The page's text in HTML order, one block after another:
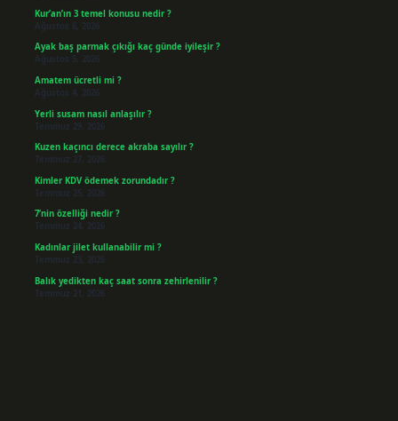
Kur’an’ın 3 temel konusu nedir ?
Ağustos 6, 2026
Ayak baş parmak çıkığı kaç günde iyileşir ?
Ağustos 5, 2026
Amatem ücretli mi ?
Ağustos 4, 2026
Yerli susam nasıl anlaşılır ?
Temmuz 29, 2026
Kuzen kaçıncı derece akraba sayılır ?
Temmuz 27, 2026
Kimler KDV ödemek zorundadır ?
Temmuz 25, 2026
7’nin özelliği nedir ?
Temmuz 24, 2026
Kadınlar jilet kullanabilir mi ?
Temmuz 23, 2026
Balık yedikten kaç saat sonra zehirlenilir ?
Temmuz 21, 2026